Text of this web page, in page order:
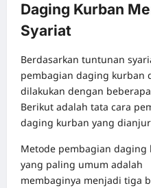
Daging Kurban
Syariat
Berdasarkan tuntunan
pembagian daging kurban
dilakukan dengan
Berikut adalah tata cara
daging kurban yang
Metode pembagian daging
yang paling umum adalah
membaginya menjadi tiga